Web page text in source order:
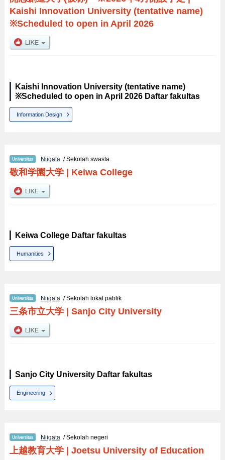
Kaishi Innovation University (tentative name)
※Scheduled to open in April 2026
Kaishi Innovation University (tentative name)
※Scheduled to open in April 2026 Daftar fakultas
Information Design
Niigata/ Sekolah swasta
敬和学園大学| Keiwa College
Keiwa College Daftar fakultas
Humanities
Niigata/ Sekolah lokal pablik
三条市立大学| Sanjo City University
Sanjo City University Daftar fakultas
Engineering
Niigata/ Sekolah negeri
上越教育大学| Joetsu University of Education